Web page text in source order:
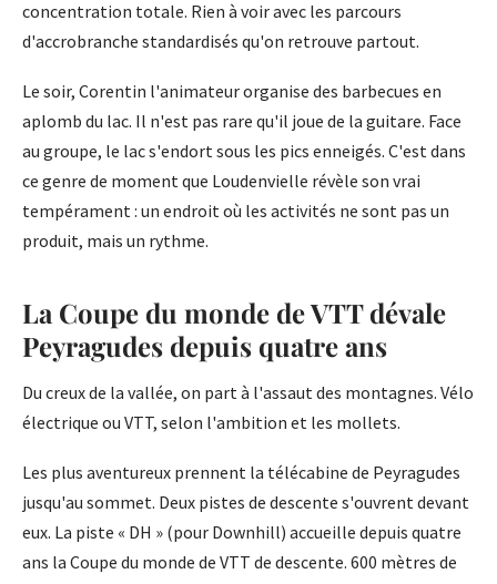
concentration totale. Rien à voir avec les parcours
d'accrobranche standardisés qu'on retrouve partout.
Le soir, Corentin l'animateur organise des barbecues en
aplomb du lac. Il n'est pas rare qu'il joue de la guitare. Face
au groupe, le lac s'endort sous les pics enneigés. C'est dans
ce genre de moment que Loudenvielle révèle son vrai
tempérament : un endroit où les activités ne sont pas un
produit, mais un rythme.
La Coupe du monde de VTT dévale
Peyragudes depuis quatre ans
Du creux de la vallée, on part à l'assaut des montagnes. Vélo
électrique ou VTT, selon l'ambition et les mollets.
Les plus aventureux prennent la télécabine de Peyragudes
jusqu'au sommet. Deux pistes de descente s'ouvrent devant
eux. La piste « DH » (pour Downhill) accueille depuis quatre
ans la Coupe du monde de VTT de descente. 600 mètres de